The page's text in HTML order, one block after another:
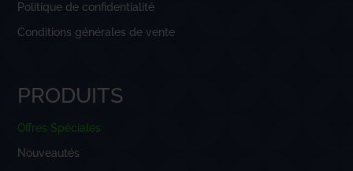
Politique de confidentialité
Conditions générales de vente
PRODUITS
Offres Spéciales
Nouveautés